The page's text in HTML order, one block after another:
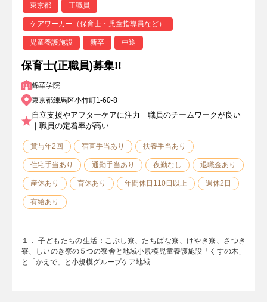
東京都 正職員
ケアワーカー（保育士・児童指導員など）
児童養護施設 新卒 中途
保育士(正職員)募集!!
錦華学院
東京都練馬区小竹町1-60-8
自立支援やアフターケアに注力｜職員のチームワークが良い
｜職員の定着率が高い
賞与年2回 宿直手当あり 扶養手当あり
住宅手当あり 通勤手当あり 夜勤なし 退職金あり
産休あり 育休あり 年間休日110日以上 週休2日
有給あり
１． 子どもたちの生活：こぶし寮、たちばな寮、けやき寮、さつき
寮、しいのき寮の５つの寮舎と地域小規模児童養護施設「くすの木」
と「かえで」と小規模グループケア地域…